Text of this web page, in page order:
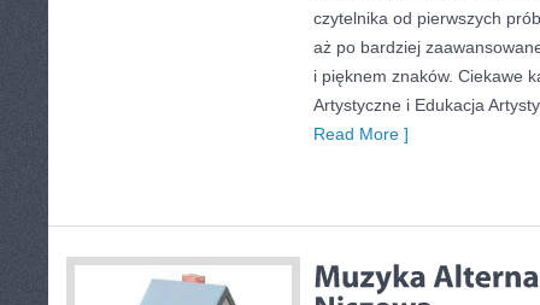
czytelnika od pierwszych
aż po bardziej
i pięknem znaków. Ciekawe
Artystyczne i Edukacja
Read More ]